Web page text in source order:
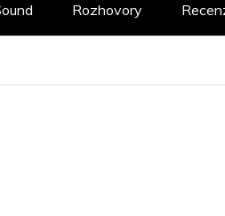
Rozhovory